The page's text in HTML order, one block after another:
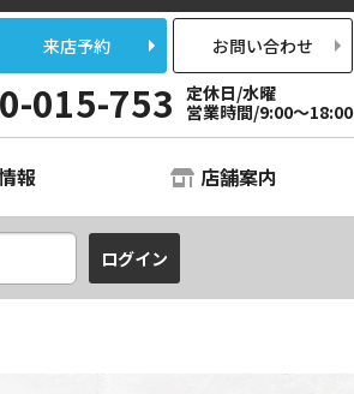
来店予約 お問い合わせ
015-753 定休日/水曜
営業時間/9:00〜18:00
報 店舗案内